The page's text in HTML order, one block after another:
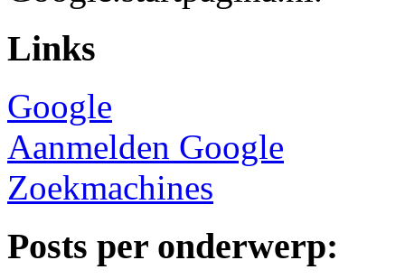
Links
Google
Aanmelden Google
Zoekmachines
Posts per onderwerp: